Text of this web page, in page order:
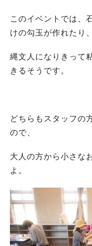
このイベントでは、
けの勾玉が作れたり、
縄文人になりきって
きるそうです。
どちらもスタッフの
ので、
大人の方から小さな
よ。